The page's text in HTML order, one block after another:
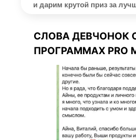
и дарим крутой приз за
СЛОВА ДЕВЧОНОК
ПРОГРАММАХ PRO